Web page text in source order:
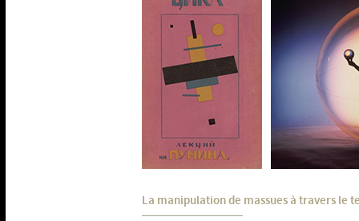
La manipulation de massues à travers le